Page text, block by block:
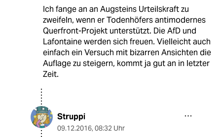
Ich fange an an Augsteins Urteilskraft zu
zweifeln, wenn er Todenhöfers antimodernes
Querfront-Projekt unterstützt. Die AfD und
Lafontaine werden sich freuen. Vielleicht auch
einfach ein Versuch mit bizarren Ansichten die
Auflage zu steigern, kommt ja gut an in letzter
Zeit.
Struppi
09.12.2016, 08:32 Uhr